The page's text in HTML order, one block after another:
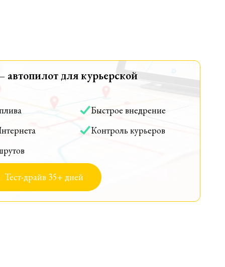
для курьерской
Быстрое внедрение
Контроль курьеров
Тест-драйв 35+ дней